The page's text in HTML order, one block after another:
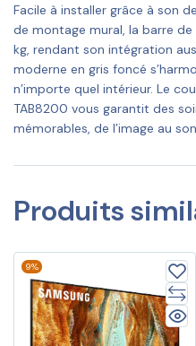
Facile à installer grâce à son
de montage mural, la barre
kg, rendant son intégration
moderne en gris foncé
n’importe quel intérieur. Le
TAB8200 vous garantit des
mémorables, de l’image au
Produits
9%